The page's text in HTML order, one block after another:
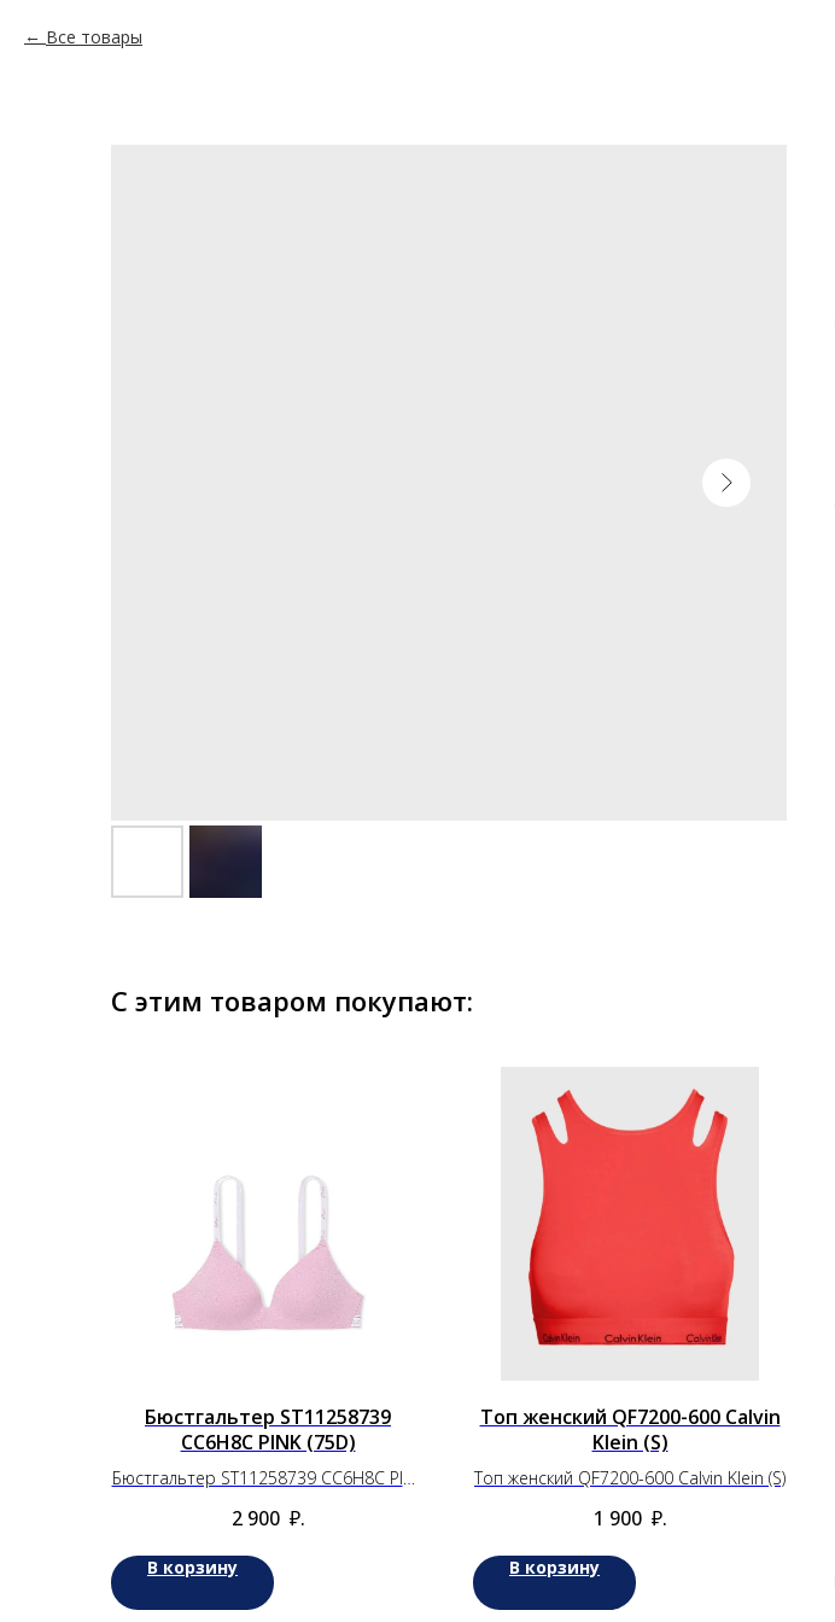
Все товары
С этим товаром покупают:
Бюстгальтер ST11258739
СС6H8C PINK (75D)
Бюстгальтер ST11258739 СС6H8C PINK
2 900 ₽.
В корзину
Топ женский QF7200-600 Calvin
Klein (S)
Топ женский QF7200-600 Calvin Klein (S)
1 900 ₽.
В корзину